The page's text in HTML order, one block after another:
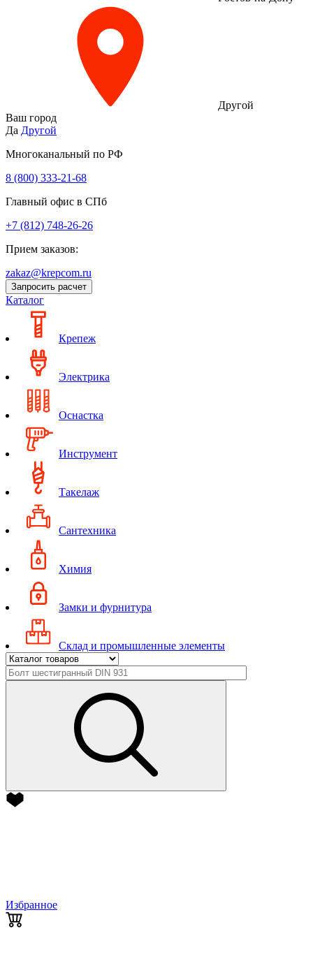
Другой
Ваш город
Да Другой
Многоканальный по РФ
8 (800) 333‑21-68
Главный офис в СПб
+7 (812) 748-26-26
Прием заказов:
zakaz@krepcom.ru
Запросить расчет
Каталог
Крепеж
Электрика
Оснастка
Инструмент
Такелаж
Сантехника
Химия
Замки и фурнитура
Склад и промышленные элементы
Избранное